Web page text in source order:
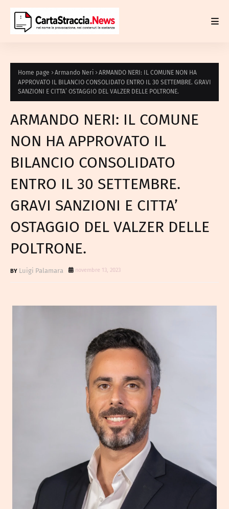
Home page Armando Neri
ARMANDO NERI: IL COMUNE NON HA
APPROVATO IL BILANCIO CONSOLIDATO ENTRO IL 30 SETTEMBRE. GRAVI
SANZIONI E CITTA’ OSTAGGIO DEL VALZER DELLE POLTRONE.
ARMANDO NERI: IL COMUNE
NON HA APPROVATO IL
BILANCIO CONSOLIDATO
ENTRO IL 30 SETTEMBRE.
GRAVI SANZIONI E CITTA’
OSTAGGIO DEL VALZER DELLE
POLTRONE.
Luigi Palamara novembre 13, 2023